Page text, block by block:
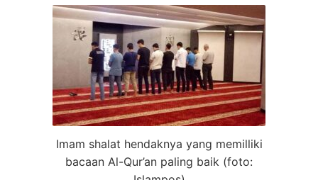
Imam shalat hendaknya yang memilliki
bacaan Al-Qur’an paling baik (foto: